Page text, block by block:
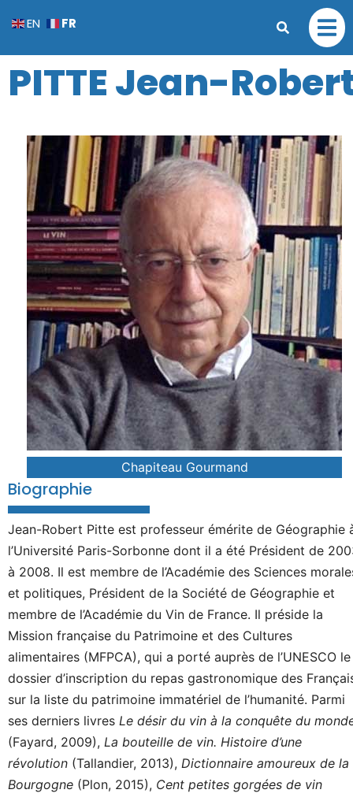
PITTE Jean-
Chapiteau Gourmand
Biographie
Jean-Robert Pitte est professeur émérite de Géographie
l’Université Paris-Sorbonne dont il a été Président de
à 2008. Il est membre de l’Académie des Sciences
et politiques, Président de la Société de Géographie et
membre de l’Académie du Vin de France. Il préside la
Mission française du Patrimoine et des Cultures
alimentaires (MFPCA), qui a porté auprès de l’UNESCO le
dossier d’inscription du repas gastronomique des
sur la liste du patrimoine immatériel de l’humanité. Parmi
ses derniers livres Le désir du vin à la conquête du
(Fayard, 2009), La bouteille de vin. Histoire d’une
révolution (Tallandier, 2013), Dictionnaire amoureux de la
Bourgogne (Plon, 2015), Cent petites gorgées de vin
EN FR